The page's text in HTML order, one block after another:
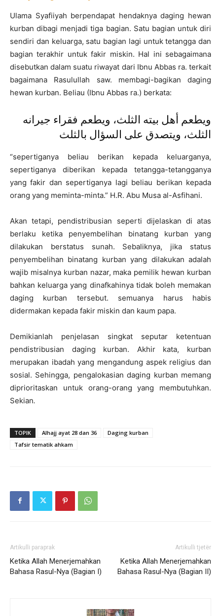
Ulama Syafiiyah berpendapat hendaknya daging hewan
kurban dibagi menjadi tiga bagian. Satu bagian untuk diri
sendiri dan keluarga, satu bagian lagi untuk tetangga dan
bagian terakhir untuk fakir miskin. Hal ini sebagaimana
disebutkan dalam suatu riwayat dari Ibnu Abbas ra. terkait
bagaimana Rasulullah saw. membagi-bagikan daging
hewan kurban. Beliau (Ibnu Abbas ra.) berkata:
ويطعم أهل بيته الثلث، ويطعم فقراء جيرانه
الثلث، ويتصدق على السؤال بالثلث
“sepertiganya beliau berikan kepada keluarganya,
sepertiganya diberikan kepada tetangga-tetangganya
yang fakir dan sepertiganya lagi beliau berikan kepada
orang yang meminta-minta.” H.R. Abu Musa al-Asfihani.
Akan tetapi, pendistribusian seperti dijelaskan di atas
berlaku ketika penyembelihan binatang kurban yang
dilakukan berstatus sunah. Sebaliknya, jika status
penyembelihan binatang kurban yang dilakukan adalah
wajib misalnya kurban nazar, maka pemilik hewan kurban
bahkan keluarga yang dinafkahinya tidak boleh memakan
daging kurban tersebut. semuanya harus habis
didermakan kepada fakir miskin dan kaum papa.
Demikianlah penjelasan singkat seputar ketentuan
pendistribusian daging kurban. Akhir kata, kurban
merupakan ibadah yang mengandung aspek religius dan
sosial. Sehingga, pengalokasian daging kurban memang
diprioritaskan untuk orang-orang yang membutuhkan.
Sekian.
TOPIK Alhajj ayat 28 dan 36
Daging kurban
Tafsir tematik ahkam
Artikulli paraprak
Ketika Allah Menerjemahkan
Bahasa Rasul-Nya (Bagian I)
Artikulli tjetër
Ketika Allah Menerjemahkan
Bahasa Rasul-Nya (Bagian II)